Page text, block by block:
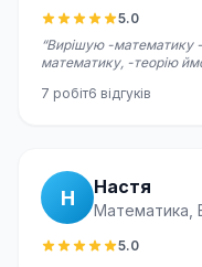
5.0
“Вирішую -математику -вищу математику, -дискретну
математику, -теорію
7 робіт6 відгуків
Н Настя
Математика,
5.0